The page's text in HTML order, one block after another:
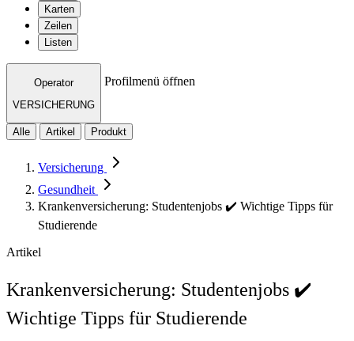
Karten
Zeilen
Listen
Operator
VERSICHERUNG
Profilmenü öffnen
Alle Artikel Produkt
Versicherung
Gesundheit
Krankenversicherung: Studentenjobs ✔️ Wichtige Tipps für
Studierende
Artikel
Krankenversicherung: Studentenjobs ✔️
Wichtige Tipps für Studierende